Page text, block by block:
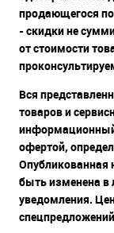
продающегося
- скидки не
от стоимости
Вся
товаров и
информационный
офертой,
быть изменена в
уведомления.